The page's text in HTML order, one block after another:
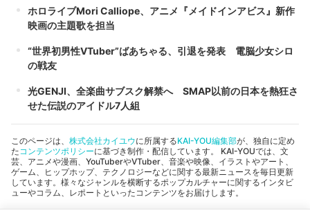
ホロライブMori Calliope、アニメ『メイドインアビス』新作
映画の主題歌を担当
“世界初男性VTuber”ばあちゃる、引退を発表 電脳少女シロ
の戦友
光GENJI、全楽曲サブスク解禁へ SMAP以前の日本を熱狂さ
せた伝説のアイドル7人組
このページは、 株式会社カイユウに所属するKAI-YOU編集部が、独自に定め
た コンテンツポリシーに基づき制作・配信しています。 KAI-YOUでは、文
芸、アニメや漫画、YouTuberやVTuber、音楽や映像、イラストやアート、
ゲーム、ヒップホップ、テクノロジーなどに関する最新ニュースを毎日更新
しています。様々なジャンルを横断するポップカルチャーに関するインタビ
ューやコラム、レポートといったコンテンツをお届けします。